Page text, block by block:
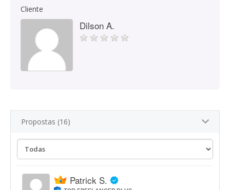
Cliente
Dilson A.
Propostas (16)
Patrick S.